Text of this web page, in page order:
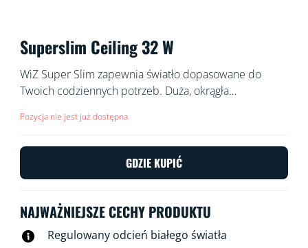
Superslim Ceiling 32 W
WiZ Super Slim zapewnia światło dopasowane do
Twoich codziennych potrzeb. Duża, okrągła
niebieskim światłem, które poprawia czujność i ułatwia
pomagając się zrelaksować.
Pozycja nie jest już dostępna
GDZIE KUPIĆ
NAJWAŻNIEJSZE CECHY PRODUKTU
Regulowany odcień białego światła